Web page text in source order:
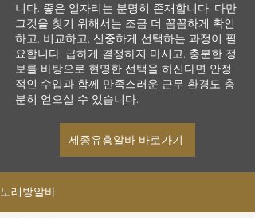
니다. 좋은 일자리는 분명히 존재합니다. 다만
그것을 찾기 위해서는 조금 더 꼼꼼하게 확인
하고, 비교하고, 신중하게 선택하는 과정이 필
요합니다. 급하게 결정하지 마시고, 충분한 정
보를 바탕으로 현명한 선택을 하신다면 안정
적인 수입과 함께 만족스러운 근무 환경도 충
분히 얻으실 수 있습니다.
세종유흥알바 바로가기
노래방알바